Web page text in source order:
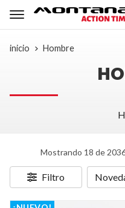
inicio Hombre
Mostrando 18 de
Filtro